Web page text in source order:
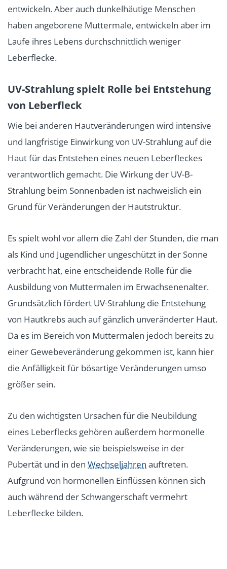
entwickeln. Aber auch dunkelhäutige Menschen
haben angeborene Muttermale, entwickeln aber im
Laufe ihres Lebens durchschnittlich weniger
Leberflecke.
UV-Strahlung spielt Rolle bei Entstehung
von Leberfleck
Wie bei anderen Hautveränderungen wird intensive
und langfristige Einwirkung von UV-Strahlung auf die
Haut für das Entstehen eines neuen Leberfleckes
verantwortlich gemacht. Die Wirkung der UV-B-
Strahlung beim Sonnenbaden ist nachweislich ein
Grund für Veränderungen der Hautstruktur.
Es spielt wohl vor allem die Zahl der Stunden, die man
als Kind und Jugendlicher ungeschützt in der Sonne
verbracht hat, eine entscheidende Rolle für die
Ausbildung von Muttermalen im Erwachsenenalter.
Grundsätzlich fördert UV-Strahlung die Entstehung
von Hautkrebs auch auf gänzlich unveränderter Haut.
Da es im Bereich von Muttermalen jedoch bereits zu
einer Gewebeveränderung gekommen ist, kann hier
die Anfälligkeit für bösartige Veränderungen umso
größer sein.
Zu den wichtigsten Ursachen für die Neubildung
eines Leberflecks gehören außerdem hormonelle
Veränderungen, wie sie beispielsweise in der
Pubertät und in den Wechseljahren auftreten.
Aufgrund von hormonellen Einflüssen können sich
auch während der Schwangerschaft vermehrt
Leberflecke bilden.